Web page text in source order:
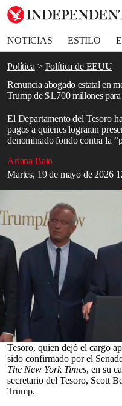
NOTICIAS ESTILO
DEPORTES
Política
Política de EEUU
Renuncia abogado estatal en
Trump de $1.700 millones
El Departamento del Tesoro
pagos a quienes lograran
denominado fondo contra la
Ariana Baio
Martes, 19 de mayo de 2026
Bookmark
Removed from bookmarks
Close popover
seconds
seconds
Trump respalda un fondo
millones de dólares para
tratados “brutalmente” por el
Read in English
Según
trascendió
deEstados Unidos
que el Gobierno de
Trump
de dólares destinado a
investigados durante
Se trata de Brian Morrissey,
Tesoro, quien dejó el cargo
sido confirmado por el
The New York Times, en su
secretario del Tesoro, Scott
Trump.